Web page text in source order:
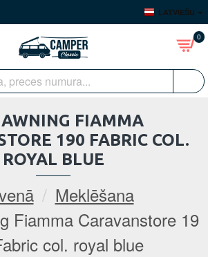
LATVIEŠU
0
Meklēšana
Fiamma Caravanstore 19
col. royal blue
AWNING FIAMMA
190 FABRIC COL.
ROYAL BLUE